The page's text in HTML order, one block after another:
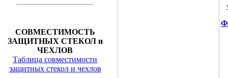
СОВМЕСТИМОСТЬ
ЗАЩИТНЫХ СТЕКОЛ и
ЧЕХЛОВ
Таблица совместимости
защитных стекол и чехлов